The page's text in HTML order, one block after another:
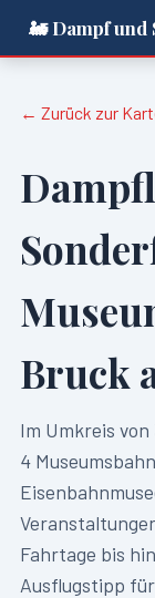
🚂 Dampf und
← Zurück zur
Bruck
Im Umkreis von
4
Fahrtage bis
Ausflugstipp